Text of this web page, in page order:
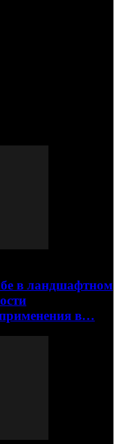
в ландшафтном
в…